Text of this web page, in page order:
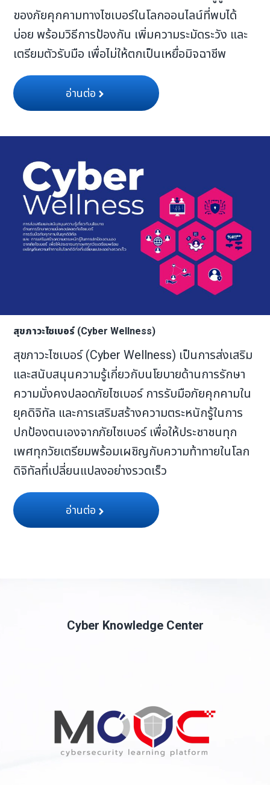
for:
ของภัยคุกคามทางไซเบอร์ในโลกออนไลน์ที่พบได้
บ่อย พร้อมวิธีการป้องกัน เพิ่มความระมัดระวัง และ
เตรียมตัวรับมือ เพื่อไม่ให้ตกเป็นเหยื่อมิจฉาชีพ
อ่านต่อ
สุขภาวะไซเบอร์ (Cyber Wellness)
สุขภาวะไซเบอร์ (Cyber Wellness) เป็นการส่งเสริม
และสนับสนุนความรู้เกี่ยวกับนโยบายด้านการรักษา
ความมั่งคงปลอดภัยไซเบอร์ การรับมือภัยคุกคามใน
ยุคดิจิทัล และการเสริมสร้างความตระหนักรู้ในการ
ปกป้องตนเองจากภัยไซเบอร์ เพื่อให้ประชาชนทุก
เพศทุกวัยเตรียมพร้อมเผชิญกับความท้าทายในโลก
ดิจิทัลที่เปลี่ยนแปลงอย่างรวดเร็ว
อ่านต่อ
Cyber Knowledge Center